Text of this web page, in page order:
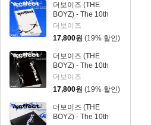
더보이즈 (THE
BOYZ) - The 10th
Mini Album [a;effect]
[Movement Ver.]
더보이즈
17,800원 (19% 할인)
더보이즈 (THE
BOYZ) - The 10th
Mini Album [a;effect]
[Vision Ver.]
더보이즈
17,800원 (19% 할인)
더보이즈 (THE
BOYZ) - The 10th